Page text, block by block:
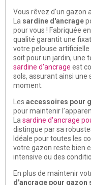
Vous rêvez d'un gazon
La sardine d'ancrage
pour vous ! Fabriquée
qualité garantit une
votre pelouse artificielle
soit pour un jardin, une
sardine d'ancrage est
sols, assurant ainsi
moment.
Les accessoires pour
pour maintenir
La sardine d'ancrage
distingue par sa
Idéale pour toutes les
votre gazon reste bien
intensive ou des
En plus de maintenir
d'ancrage pour gazon